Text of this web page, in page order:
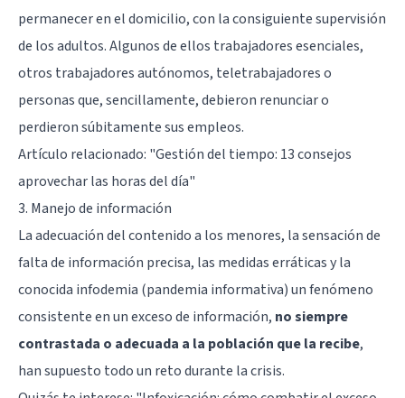
permanecer en el domicilio, con la consiguiente supervisión
de los adultos. Algunos de ellos trabajadores esenciales,
otros trabajadores autónomos, teletrabajadores o
personas que, sencillamente, debieron renunciar o
perdieron súbitamente sus empleos.
Artículo relacionado: "Gestión del tiempo: 13 consejos
aprovechar las horas del día"
3. Manejo de información
La adecuación del contenido a los menores, la sensación de
falta de información precisa, las medidas erráticas y la
conocida infodemia (pandemia informativa) un fenómeno
consistente en un exceso de información, no siempre
contrastada o adecuada a la población que la recibe,
han supuesto todo un reto durante la crisis.